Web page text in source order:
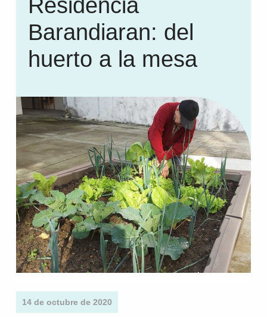
Residencia
Barandiaran: del
huerto a la mesa
14 de octubre de 2020